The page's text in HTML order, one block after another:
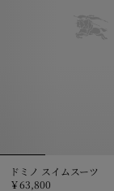
ドミノ スイムスーツ
￥63,800